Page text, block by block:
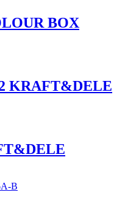
BOX
KRAFT&DELE